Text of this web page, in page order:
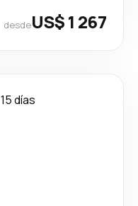
desdeUS$ 1 267
15 días